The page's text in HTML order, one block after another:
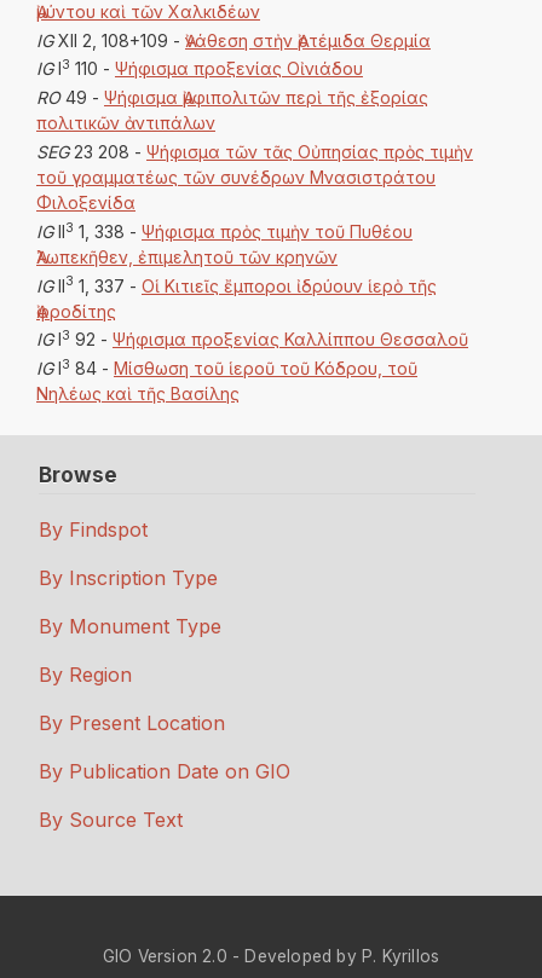
Ἀμύντου καὶ τῶν Χαλκιδέων
IGXII 2, 108+109 - Ἀνάθεση στὴν Ἀρτέμιδα Θερμία
IGI3 110 - Ψήφισμα προξενίας Οἰνιάδου
RO49 - Ψήφισμα Ἀμφιπολιτῶν περὶ τῆς ἐξορίας
πολιτικῶν ἀντιπάλων
SEG23 208 - Ψήφισμα τῶν τᾶς Οὐπησίας πρὸς τιμὴν
τοῦ γραμματέως τῶν συνέδρων Μνασιστράτου
Φιλοξενίδα
IGII3 1, 338 - Ψήφισμα πρὸς τιμὴν τοῦ Πυθέου
Ἀλωπεκῆθεν, ἐπιμελητοῦ τῶν κρηνῶν
IGII3 1, 337 - Οἱ Κιτιεῖς ἔμποροι ἰδρύουν ἱερὸ τῆς
Ἀφροδίτης
IGI3 92 - Ψήφισμα προξενίας Καλλίππου Θεσσαλοῦ
IGI3 84 - Μίσθωση τοῦ ἱεροῦ τοῦ Κόδρου, τοῦ
Νηλέως καὶ τῆς Βασίλης
Browse
By Findspot
By Inscription Type
By Monument Type
By Region
By Present Location
By Publication Date on GIO
By Source Text
GIO Version 2.0 - Developed by P. Kyrillos